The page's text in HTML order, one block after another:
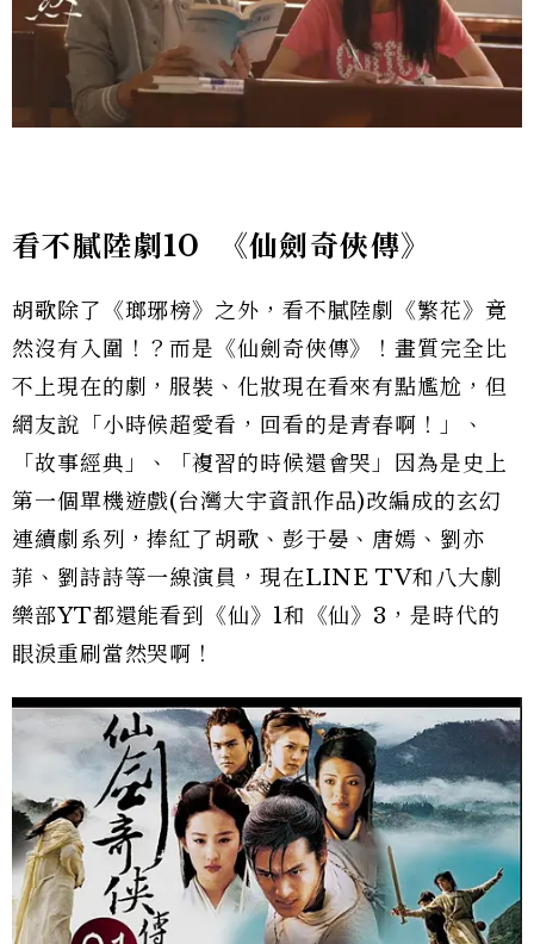
看不膩陸劇10 《仙劍奇俠傳》
胡歌除了《瑯琊榜》之外，看不膩陸劇《繁花》竟
然沒有入圍！？而是《仙劍奇俠傳》！畫質完全比
不上現在的劇，服裝、化妝現在看來有點尷尬，但
網友說「小時候超愛看，回看的是青春啊！」、
「故事經典」、「複習的時候還會哭」因為是史上
第一個單機遊戲(台灣大宇資訊作品)改編成的玄幻
連續劇系列，捧紅了胡歌、彭于晏、唐嫣、劉亦
菲、劉詩詩等一線演員，現在LINE TV和八大劇
樂部YT都還能看到《仙》1和《仙》3，是時代的
眼淚重刷當然哭啊！